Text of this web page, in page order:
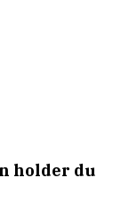
holder du